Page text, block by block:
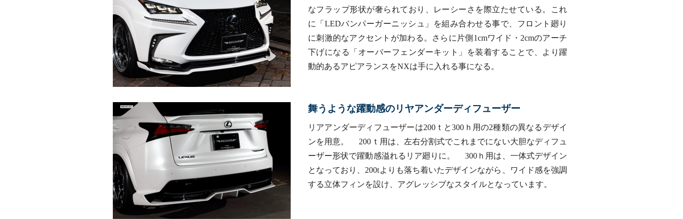
なフラップ形状が奢られており、レーシーさを際立たせている。これ
に「LEDバンパーガーニッシュ」を組み合わせる事で、フロント廻り
に刺激的なアクセントが加わる。さらに片側1cmワイド・2cmのアーチ
下げになる「オーバーフェンダーキット」を装着することで、より躍
動的あるアピアランスをNXは手に入れる事になる。
舞うような躍動感のリヤアンダーディフューザー
リアアンダーディフューザーは200ｔと300ｈ用の2種類の異なるデザイ
ンを用意。 200ｔ用は、左右分割式でこれまでにない大胆なディフュ
ーザー形状で躍動感溢れるリア廻りに。 300ｈ用は、一体式デザイン
となっており、200tよりも落ち着いたデザインながら、ワイド感を強調
する立体フィンを設け、アグレッシブなスタイルとなっています。